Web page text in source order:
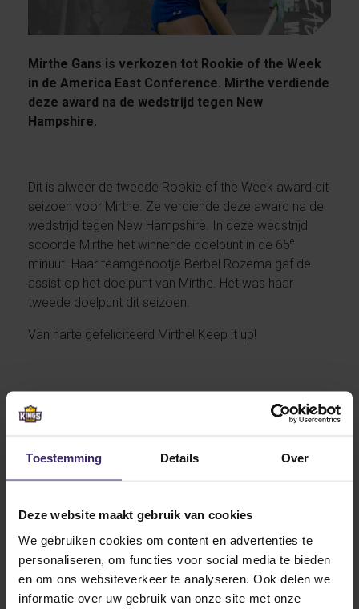
Toestemming Details Over
Deze website maakt gebruik van cookies
We gebruiken cookies om content en advertenties te
personaliseren, om functies voor social media te bieden
en om ons websiteverkeer te analyseren. Ook delen we
informatie over uw gebruik van onze site met onze
Mirthe Gans is verkozen tot Rookie of the Week
in de America East Conference. Mirthe verdiende
deze award na de wedstrijd tegen New
Hampshire.
Dit is alweer de tweede Rookie of the Week award dit
seizoen voor Mirthe. Ze verdiende deze award na de
wedstrijd tegen New Hampshire. In deze wedstrijd
scoorde Mirthe het winnende doelpunt in de 65e
minuut. Haar teamgenootje Berbel Rozema gaf de
assist op het doelpunt van Mirthe. Het was haar
tweede doelpunt dit seizoen.
Van harte gefeliciteerd Mirthe! Keep it up!
Stanford, een van de bekendste scholen van Amerika!
22
Jun